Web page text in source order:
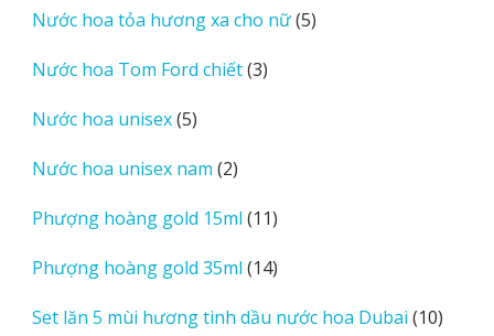
Nước hoa tỏa hương xa cho nữ 55
Nước hoa Tom Ford chiết 33
Nước hoa unisex 55
phẩm
Nước hoa unisex nam 22
phẩm
Phượng hoàng gold 15ml 1111
phẩm
Phượng hoàng gold 35ml 1414
phẩm
Set lăn 5 mùi hương tinh dầu nước hoa Dubai 1010